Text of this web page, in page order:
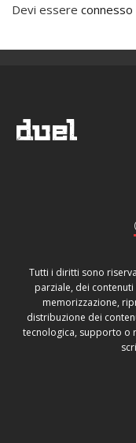
Devi essere connesso
Tutti i diritti sono
parziale, dei
memorizzazione,
distribuzione dei
tecnologica, supporto o